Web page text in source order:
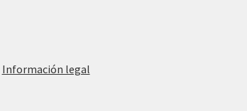
Información legal